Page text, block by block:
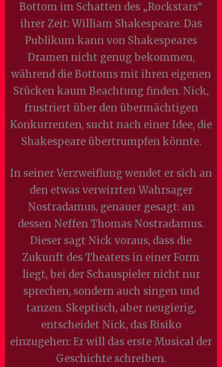
Bottom im Schatten des „Rockstars“
ihrer Zeit: William Shakespeare. Das
Publikum kann von Shakespeares
Dramen nicht genug bekommen,
während die Bottoms mit ihren eigenen
Stücken kaum Beachtung finden. Nick,
frustriert über den übermächtigen
Konkurrenten, sucht nach einer Idee, die
Shakespeare übertrumpfen könnte.
In seiner Verzweiflung wendet er sich an
den etwas verwirrten Wahrsager
Nostradamus, genauer gesagt: an
dessen Neffen Thomas Nostradamus.
Dieser sagt Nick voraus, dass die
Zukunft des Theaters in einer Form
liegt, bei der Schauspieler nicht nur
sprechen, sondern auch singen und
tanzen. Skeptisch, aber neugierig,
entscheidet Nick, das Risiko
einzugehen: Er will das erste Musical der
Geschichte schreiben.